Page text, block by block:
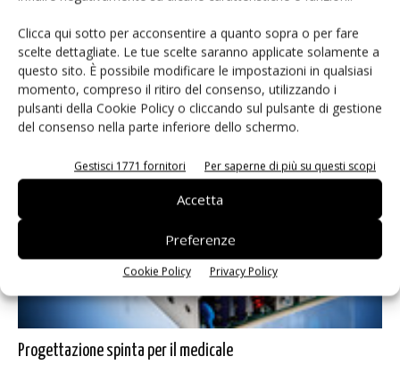
Clicca qui sotto per acconsentire a quanto sopra o per fare
scelte dettagliate. Le tue scelte saranno applicate solamente a
questo sito. È possibile modificare le impostazioni in qualsiasi
momento, compreso il ritiro del consenso, utilizzando i
pulsanti della Cookie Policy o cliccando sul pulsante di gestione
del consenso nella parte inferiore dello schermo.
Gestisci 1771 fornitori Per saperne di più su questi scopi
Accetta
Preferenze
Cookie Policy Privacy Policy
Mario Malcangi - Selezione di Elettronica- 1 Settembre 2010
Per consolidare la sicurezza del sistema, la catena di ospedali
Barmherzige Brüder ha scelto di affidarsi a un sistema di accesso
biometrico di Siemens, una soluzione che ha consentito di
soddisfare gli stretti requisiti legali che in Austria regolano la
protezione dei dati sanitari.
Progettazione spinta per il medicale